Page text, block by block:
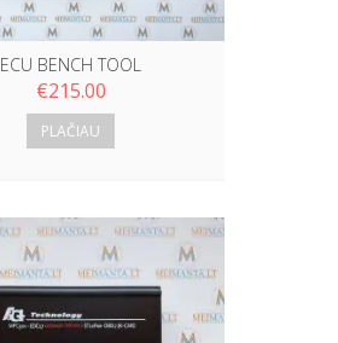
ECU BENCH TOOL
€215.00
PLAČIAU